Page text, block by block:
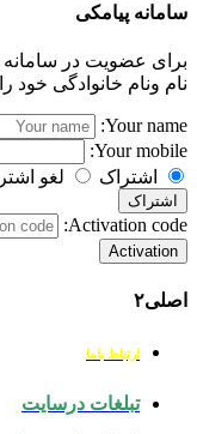
سامانه پیامکی
برای عضویت در سامانه
نام ونام خانوادگی خود رابه این
Your name:
Your mobile:
اشتراک
لغو
اشتراک
Activation code:
Activation
اصلی۲
ارتباط باما
تبلغات درسایت